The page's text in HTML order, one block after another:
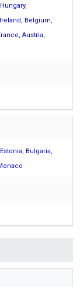
Belgium,
Austria,
Bulgaria,